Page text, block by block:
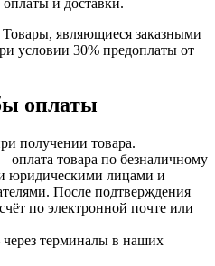
и доставки.
Товары, являющиеся заказными
условии 30% предоплаты от
оплаты
получении товара.
оплата товара по безналичному
юридическими лицами и
После подтверждения
по электронной почте или
терминалы в наших